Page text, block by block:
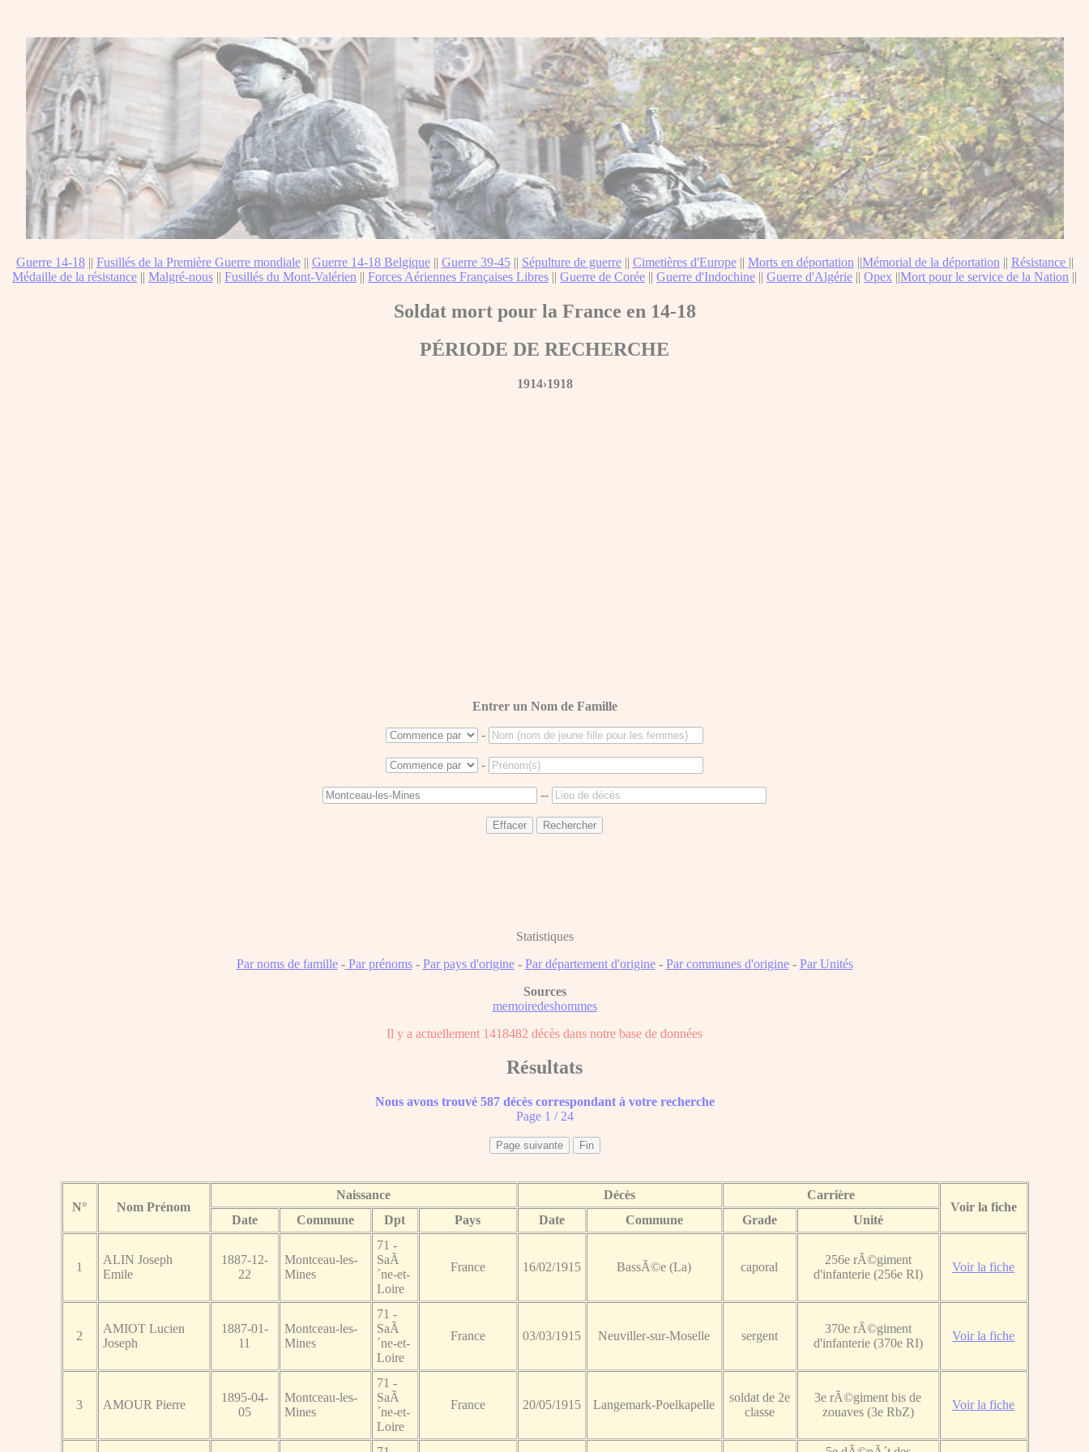
Guerre 14-18|| Fusillés de la Première Guerre mondiale|| Guerre 14-18 Belgique|| Guerre 39-45|| Sépulture de guerre|| Cimetières d'Europe|| Morts en déportation ||Mémorial de la déportation || Résistance ||
Médaille de la résistance || Malgré-nous || Fusillés du Mont-Valérien || Forces Aériennes Françaises Libres || Guerre de Corée || Guerre d'Indochine || Guerre d'Algérie || Opex ||Mort pour le service de la Nation ||
Soldat mort pour la France en 14-18
PÉRIODE DE RECHERCHE
1914›1918
Entrer un Nom de Famille
-
-
--
Statistiques
Par noms de famille-Par prénoms- Par pays d'origine- Par département d'origine- Par communes d'origine- Par Unités
Sources
memoiredeshommes
Il y a actuellement 1418482 décès dans notre base de données
Résultats
Nous avons trouvé 587 décès correspondant à votre recherche
Page 1 / 24
N° Nom Prénom
Naissance Décès
Carrière
Voir la fiche
Date
Commune Dpt Pays Date Commune Grade Unité
1
ALIN Joseph
Emile
1887-12-
22
Montceau-les-
Mines
71 -
SaÃ
´ne-et-
Loire
France 16/02/1915 BassÃ©e (La) caporal
256e rÃ©giment
d'infanterie (256e RI)
Voir la fiche
2
AMIOT Lucien
Joseph
1887-01-
11
Montceau-les-
Mines
71 -
SaÃ
´ne-et-
Loire
France 03/03/1915 Neuviller-sur-Moselle sergent
370e rÃ©giment
d'infanterie (370e RI)
Voir la fiche
3 AMOUR Pierre
1895-04-
05
Montceau-les-
Mines
71 -
SaÃ
´ne-et-
Loire
France 20/05/1915 Langemark-Poelkapelle
soldat de 2e
classe
3e rÃ©giment bis de
zouaves (3e RbZ)
Voir la fiche